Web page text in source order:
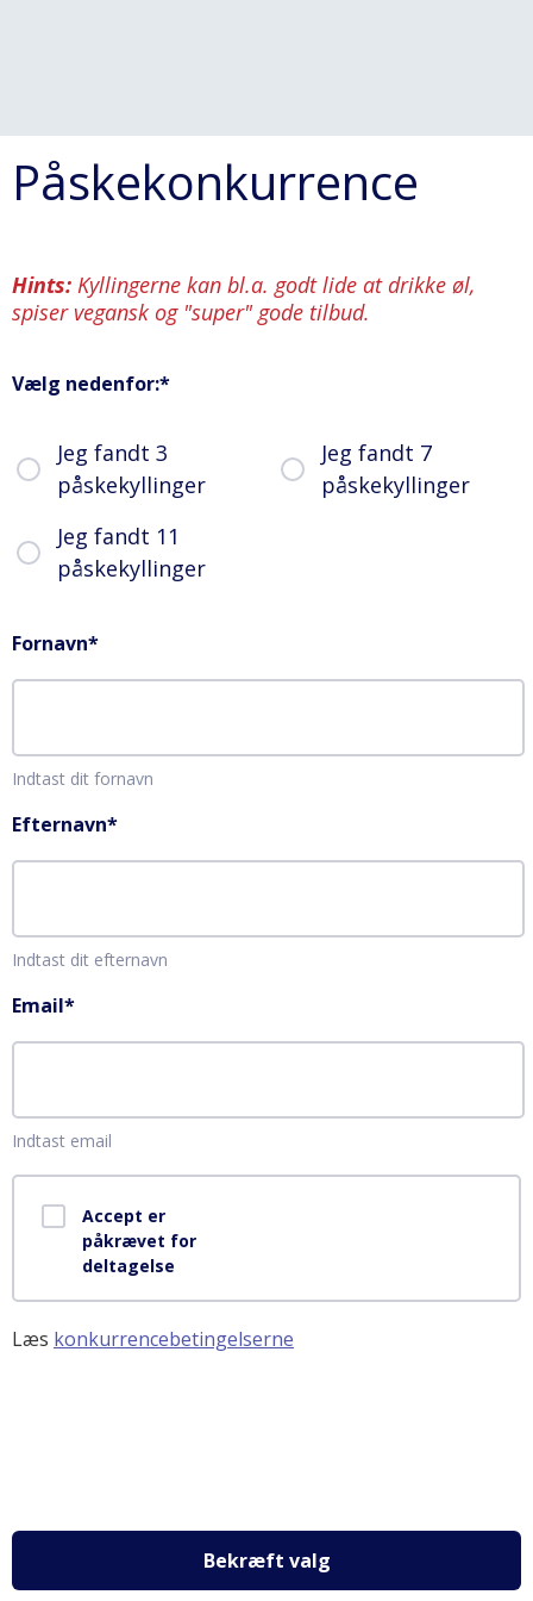
Påskekonkurrence
Hints: Kyllingerne kan bl.a. godt lide at drikke øl,
spiser vegansk og "super" gode tilbud.
Vælg nedenfor:*
Jeg fandt 3
påskekyllinger
Jeg fandt 7
påskekyllinger
Jeg fandt 11
påskekyllinger
Fornavn*
Indtast dit fornavn
Efternavn*
Indtast dit efternavn
Email*
Indtast email
Accept er
påkrævet for
deltagelse
Læs konkurrencebetingelserne
Bekræft valg